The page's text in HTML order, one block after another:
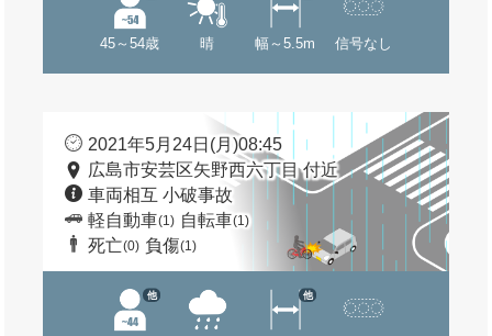
45～54歳 晴 幅～5.5m 信号なし
2021年5月24日(月)08:45
広島市安芸区矢野西六丁目 付近
車両相互 小破事故
軽自動車(1) 自転車(1)
死亡(0) 負傷(1)
他 他